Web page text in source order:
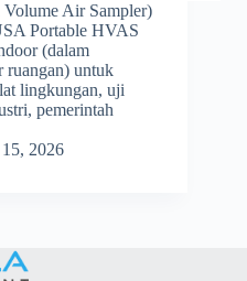
Air Sampler)
Portable HVAS
(dalam
ruangan) untuk
lingkungan, uji
pemerintah
2026